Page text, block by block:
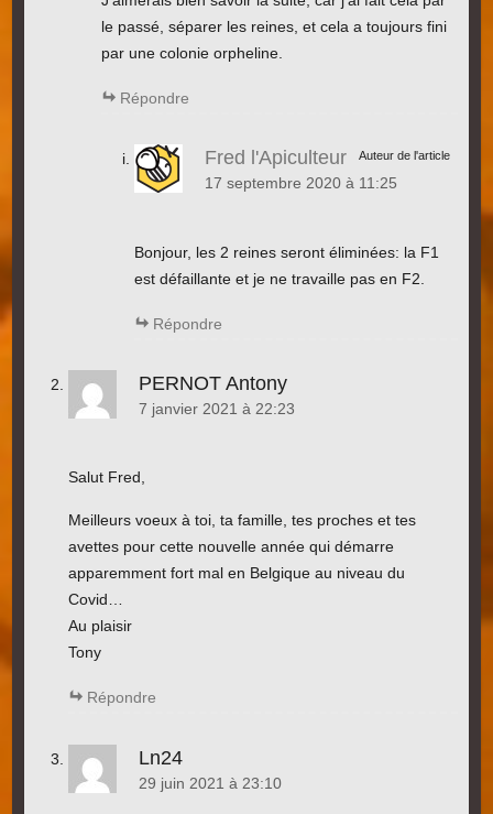
le passé, séparer les reines, et cela a toujours fini
par une colonie orpheline.
Répondre
Fred l'Apiculteur Auteur de l'article
17 septembre 2020 à 11:25
Bonjour, les 2 reines seront éliminées: la F1
est défaillante et je ne travaille pas en F2.
Répondre
PERNOT Antony
7 janvier 2021 à 22:23
Salut Fred,
Meilleurs voeux à toi, ta famille, tes proches et tes
avettes pour cette nouvelle année qui démarre
apparemment fort mal en Belgique au niveau du
Covid…
Au plaisir
Tony
Répondre
Ln24
29 juin 2021 à 23:10